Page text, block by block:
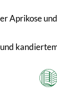
Aprikose